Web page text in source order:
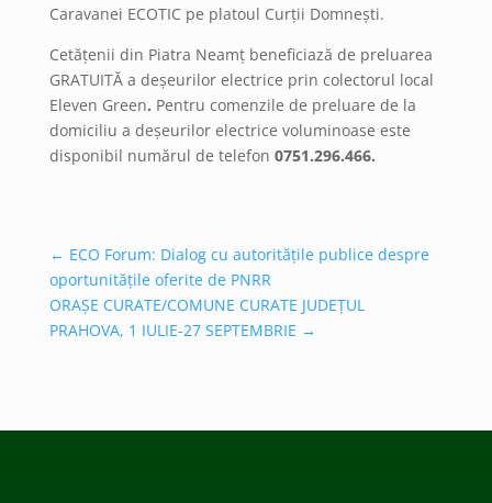
Caravanei ECOTIC pe platoul Curții Domnești.
Cetățenii din Piatra Neamț beneficiază de preluarea
GRATUITĂ a deșeurilor electrice prin colectorul local
Eleven Green. Pentru comenzile de preluare de la
domiciliu a deșeurilor electrice voluminoase este
disponibil numărul de telefon 0751.296.466.
← ECO Forum: Dialog cu autorităţile publice despre
oportunitățile oferite de PNRR
ORAȘE CURATE/COMUNE CURATE JUDEȚUL
PRAHOVA, 1 IULIE-27 SEPTEMBRIE →